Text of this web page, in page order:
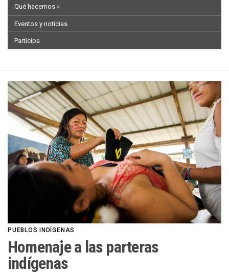
Qué hacemos »
Eventos y noticias
Participa
PUEBLOS INDÍGENAS
Homenaje a las parteras
indígenas